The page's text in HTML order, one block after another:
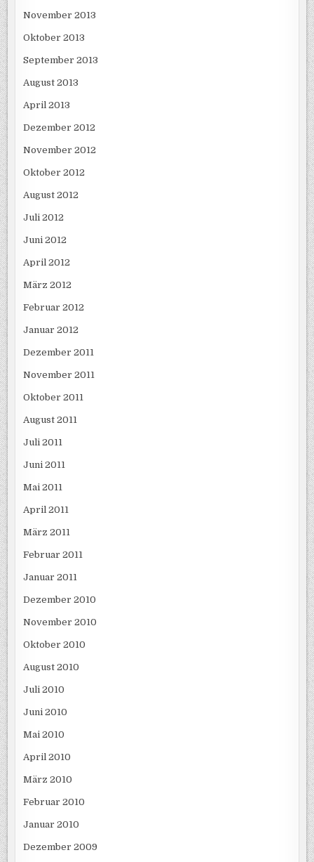
November 2013
Oktober 2013
September 2013
August 2013
April 2013
Dezember 2012
November 2012
Oktober 2012
August 2012
Juli 2012
Juni 2012
April 2012
März 2012
Februar 2012
Januar 2012
Dezember 2011
November 2011
Oktober 2011
August 2011
Juli 2011
Juni 2011
Mai 2011
April 2011
März 2011
Februar 2011
Januar 2011
Dezember 2010
November 2010
Oktober 2010
August 2010
Juli 2010
Juni 2010
Mai 2010
April 2010
März 2010
Februar 2010
Januar 2010
Dezember 2009